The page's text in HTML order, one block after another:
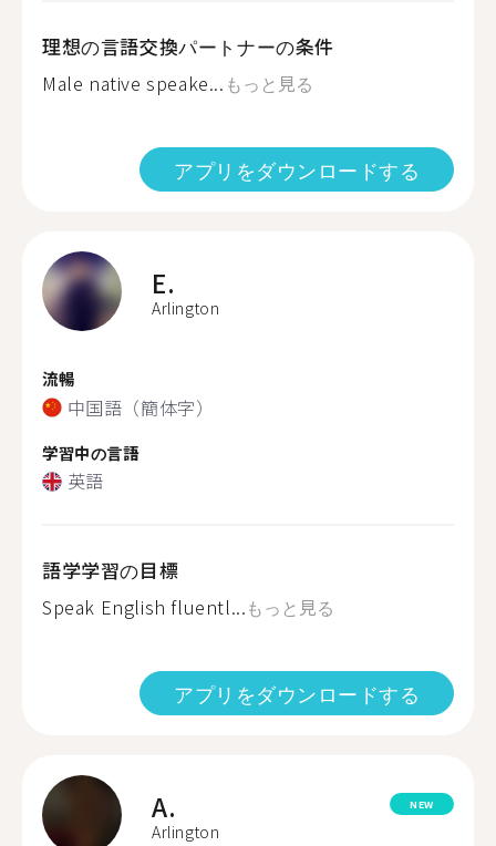
理想の言語交換パートナーの条件
Male native speake... もっと見る
アプリをダウンロードする
E.
Arlington
流暢
中国語（簡体字）
学習中の言語
英語
語学学習の目標
Speak English fluentl...もっと見る
アプリをダウンロードする
A.
Arlington
NEW